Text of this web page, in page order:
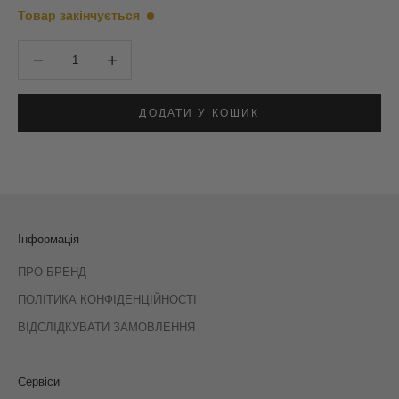
Товар закінчується
ДОДАТИ У КОШИК
Інформація
ПРО БРЕНД
ПОЛІТИКА КОНФІДЕНЦІЙНОСТІ
ВІДСЛІДКУВАТИ ЗАМОВЛЕННЯ
Сервіси